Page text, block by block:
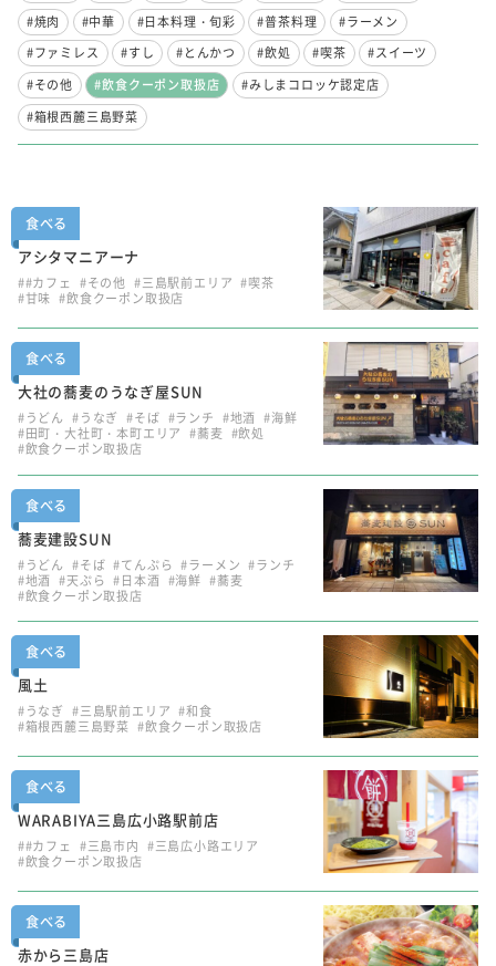
#焼肉
#中華 #日本料理・旬彩 #普茶料理
#ラーメン
#ファミレス
#すし #とんかつ #飲処 #喫茶
#スイーツ
#その他
#飲食クーポン取扱店
#みしまコロッケ認定店
#箱根西麓三島野菜
食べる
アシタマニアーナ
##カフェ #その他 #三島駅前エリア #喫茶
#甘味 #飲食クーポン取扱店
食べる
大社の蕎麦のうなぎ屋SUN
#うどん #うなぎ #そば #ランチ #地酒 #海鮮
#田町・大社町・本町エリア #蕎麦 #飲処
#飲食クーポン取扱店
食べる
蕎麦建設SUN
#うどん #そば #てんぷら #ラーメン #ランチ
#地酒 #天ぷら #日本酒 #海鮮 #蕎麦
#飲食クーポン取扱店
食べる
風土
#うなぎ #三島駅前エリア #和食
#箱根西麓三島野菜 #飲食クーポン取扱店
食べる
WARABIYA三島広小路駅前店
##カフェ #三島市内 #三島広小路エリア
#飲食クーポン取扱店
食べる
赤から三島店